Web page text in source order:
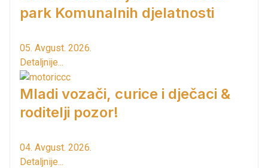
park Komunalnih djelatnosti
05. Avgust. 2026.
Detaljnije...
Mladi vozači, curice i dječaci &
roditelji pozor!
04. Avgust. 2026.
Detaljnije...